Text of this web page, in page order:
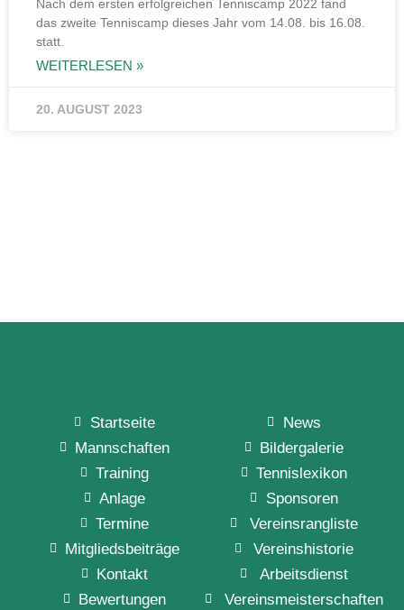
Nach dem ersten erfolgreichen Tenniscamp 2022 fand
das zweite Tenniscamp dieses Jahr vom 14.08. bis 16.08.
statt.
WEITERLESEN »
20. AUGUST 2023
Startseite
Mannschaften
Training
Anlage
News
Bildergalerie
Tennislexikon
Sponsoren
Termine
Mitgliedsbeiträge
Kontakt
Bewertungen
Vereinsrangliste
Vereinshistorie
Arbeitsdienst
Vereinsmeisterschaften